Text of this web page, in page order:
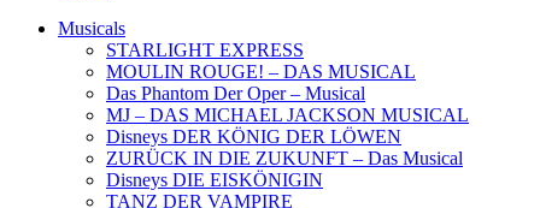
Musicals
STARLIGHT EXPRESS
MOULIN ROUGE! – DAS MUSICAL
Das Phantom Der Oper – Musical
MJ – DAS MICHAEL JACKSON MUSICAL
Disneys DER KÖNIG DER LÖWEN
ZURÜCK IN DIE ZUKUNFT – Das Musical
Disneys DIE EISKÖNIGIN
TANZ DER VAMPIRE